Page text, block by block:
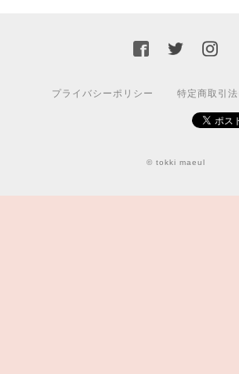
プライバシーポリシー 特定商取引
© tokki maeul